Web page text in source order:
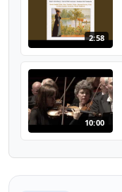
2:58
10:00